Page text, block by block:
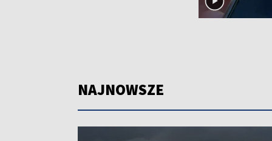
NAJNOWSZE